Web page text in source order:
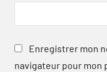
Enregistrer mon
navigateur pour mon